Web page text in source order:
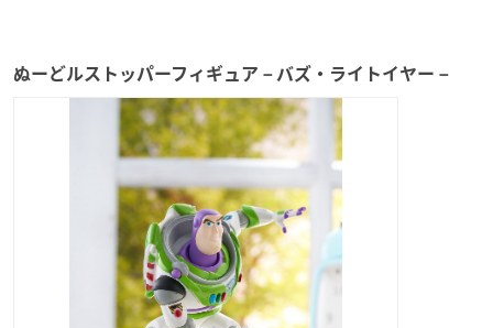
ぬーどルストッパーフィギュア－バズ・ライトイヤー－